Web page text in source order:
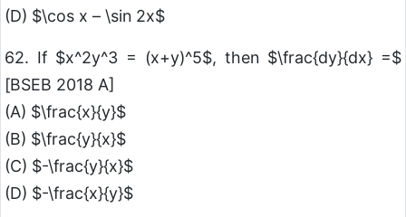
(D) $\cos x – \sin 2x$
62. If $x^2y^3 = (x+y)^5$, then $\frac{dy}{dx} =$
[BSEB 2018 A]
(A) $\frac{x}{y}$
(B) $\frac{y}{x}$
(C) $-\frac{y}{x}$
(D) $-\frac{x}{y}$